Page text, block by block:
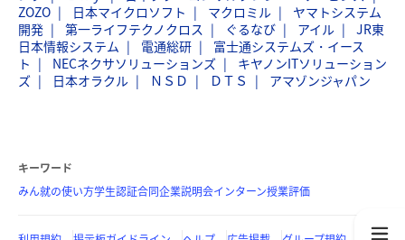
ZOZO
日本マイクロソフト マクロミル
ヤマトシステム
開発
第一ライフテクノクロス ぐるなび アイル
JR東
日本情報システム
電通総研
富士通システムズ・イース
ト
NECネクサソリューションズ
キヤノンITソリューション
ズ
日本オラクル ＮＳＤ ＤＴＳ アマゾンジャパン
キーワード
みん就の使い方学生認証合同企業説明会インターン授業評価